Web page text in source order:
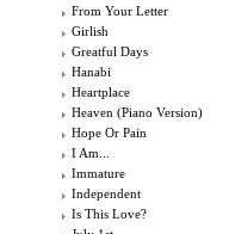
From Your Letter
Girlish
Greatful Days
Hanabi
Heartplace
Heaven (Piano Version)
Hope Or Pain
I Am...
Immature
Independent
Is This Love?